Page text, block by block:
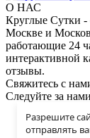
Разрешите
отправлять
О НАС
Круглые Сутки -
Москве и
работающие 24
интерактивной
отзывы.
Свяжитесь с
Следуйте за нами
Интересно
Контакты